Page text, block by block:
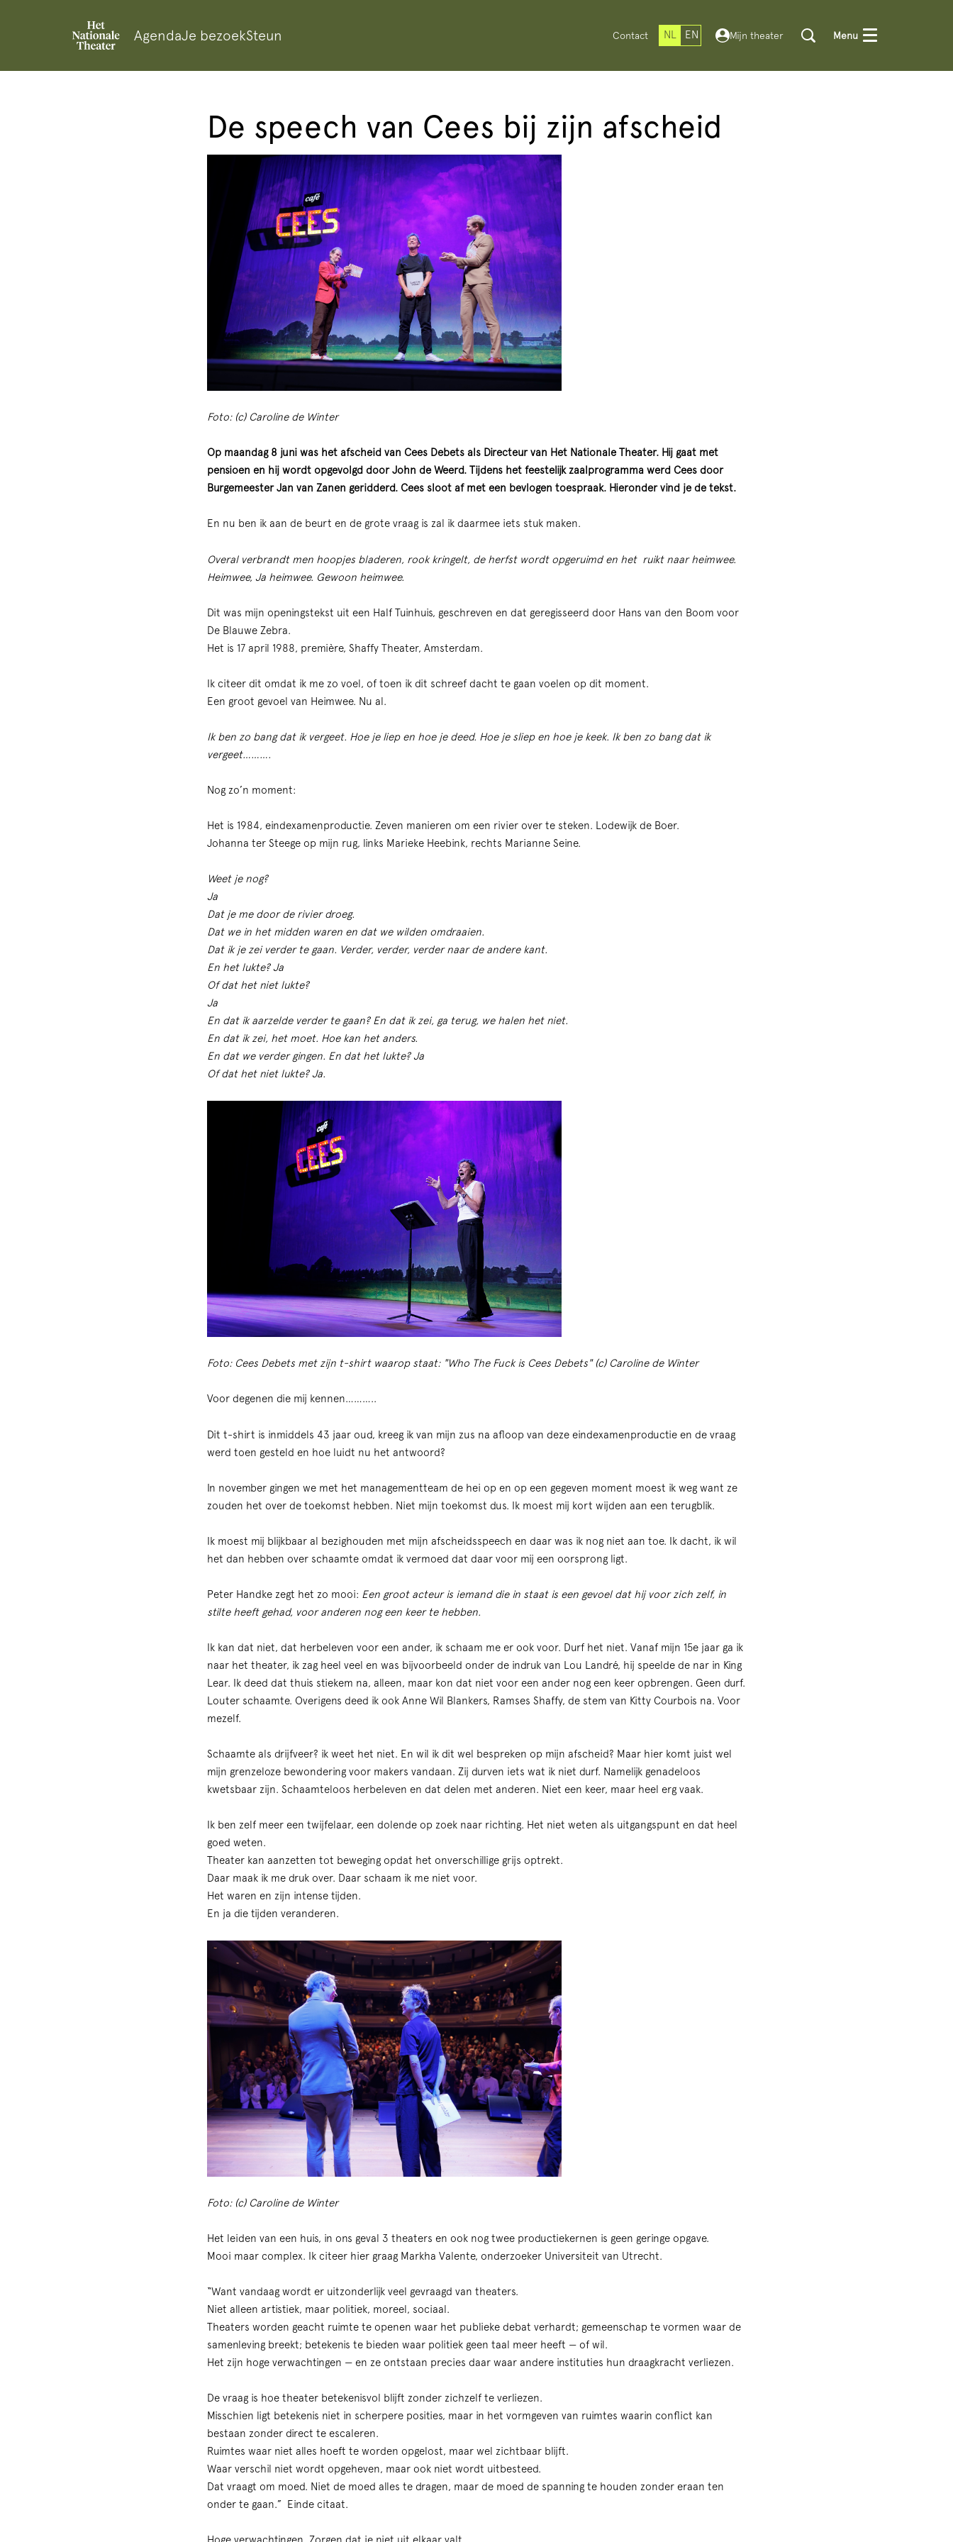
AgendaJe bezoekSteun Contact NL EN Mijn theater Menu
De speech van Cees bij zijn afscheid
Foto: (c) Caroline de Winter
Op maandag 8 juni was het afscheid van Cees Debets als Directeur van Het Nationale Theater. Hij gaat met
pensioen en hij wordt opgevolgd door John de Weerd. Tijdens het feestelijk zaalprogramma werd Cees door
Burgemeester Jan van Zanen geridderd. Cees sloot af met een bevlogen toespraak. Hieronder vind je de tekst.
En nu ben ik aan de beurt en de grote vraag is zal ik daarmee iets stuk maken.
Overal verbrandt men hoopjes bladeren, rook kringelt, de herfst wordt opgeruimd en het ruikt naar heimwee.
Heimwee, Ja heimwee. Gewoon heimwee.
Dit was mijn openingstekst uit een Half Tuinhuis, geschreven en dat geregisseerd door Hans van den Boom voor
De Blauwe Zebra.
Het is 17 april 1988, première, Shaffy Theater, Amsterdam.
Ik citeer dit omdat ik me zo voel, of toen ik dit schreef dacht te gaan voelen op dit moment.
Een groot gevoel van Heimwee. Nu al.
Ik ben zo bang dat ik vergeet. Hoe je liep en hoe je deed. Hoe je sliep en hoe je keek. Ik ben zo bang dat ik
vergeet……….
Nog zo’n moment:
Het is 1984, eindexamenproductie. Zeven manieren om een rivier over te steken. Lodewijk de Boer.
Johanna ter Steege op mijn rug, links Marieke Heebink, rechts Marianne Seine.
Weet je nog?
Ja
Dat je me door de rivier droeg.
Dat we in het midden waren en dat we wilden omdraaien.
Dat ik je zei verder te gaan. Verder, verder, verder naar de andere kant.
En het lukte? Ja
Of dat het niet lukte?
Ja
En dat ik aarzelde verder te gaan? En dat ik zei, ga terug, we halen het niet.
En dat ik zei, het moet. Hoe kan het anders.
En dat we verder gingen. En dat het lukte? Ja
Of dat het niet lukte? Ja.
Foto: Cees Debets met zijn t-shirt waarop staat: "Who The Fuck is Cees Debets" (c) Caroline de Winter
Voor degenen die mij kennen………..
Dit t-shirt is inmiddels 43 jaar oud, kreeg ik van mijn zus na afloop van deze eindexamenproductie en de vraag
werd toen gesteld en hoe luidt nu het antwoord?
In november gingen we met het managementteam de hei op en op een gegeven moment moest ik weg want ze
zouden het over de toekomst hebben. Niet mijn toekomst dus. Ik moest mij kort wijden aan een terugblik.
Ik moest mij blijkbaar al bezighouden met mijn afscheidsspeech en daar was ik nog niet aan toe. Ik dacht, ik wil
het dan hebben over schaamte omdat ik vermoed dat daar voor mij een oorsprong ligt.
Peter Handke zegt het zo mooi: Een groot acteur is iemand die in staat is een gevoel dat hij voor zich zelf, in
stilte heeft gehad, voor anderen nog een keer te hebben.
Ik kan dat niet, dat herbeleven voor een ander, ik schaam me er ook voor. Durf het niet. Vanaf mijn 15e jaar ga ik
naar het theater, ik zag heel veel en was bijvoorbeeld onder de indruk van Lou Landré, hij speelde de nar in King
Lear. Ik deed dat thuis stiekem na, alleen, maar kon dat niet voor een ander nog een keer opbrengen. Geen durf.
Louter schaamte. Overigens deed ik ook Anne Wil Blankers, Ramses Shaffy, de stem van Kitty Courbois na. Voor
mezelf.
Schaamte als drijfveer? ik weet het niet. En wil ik dit wel bespreken op mijn afscheid? Maar hier komt juist wel
mijn grenzeloze bewondering voor makers vandaan. Zij durven iets wat ik niet durf. Namelijk genadeloos
kwetsbaar zijn. Schaamteloos herbeleven en dat delen met anderen. Niet een keer, maar heel erg vaak.
Ik ben zelf meer een twijfelaar, een dolende op zoek naar richting. Het niet weten als uitgangspunt en dat heel
goed weten.
Theater kan aanzetten tot beweging opdat het onverschillige grijs optrekt.
Daar maak ik me druk over. Daar schaam ik me niet voor.
Het waren en zijn intense tijden.
En ja die tijden veranderen.
Foto: (c) Caroline de Winter
Het leiden van een huis, in ons geval 3 theaters en ook nog twee productiekernen is geen geringe opgave.
Mooi maar complex. Ik citeer hier graag Markha Valente, onderzoeker Universiteit van Utrecht.
“Want vandaag wordt er uitzonderlijk veel gevraagd van theaters.
Niet alleen artistiek, maar politiek, moreel, sociaal.
Theaters worden geacht ruimte te openen waar het publieke debat verhardt; gemeenschap te vormen waar de
samenleving breekt; betekenis te bieden waar politiek geen taal meer heeft — of wil.
Het zijn hoge verwachtingen — en ze ontstaan precies daar waar andere instituties hun draagkracht verliezen.
De vraag is hoe theater betekenisvol blijft zonder zichzelf te verliezen.
Misschien ligt betekenis niet in scherpere posities, maar in het vormgeven van ruimtes waarin conflict kan
bestaan zonder direct te escaleren.
Ruimtes waar niet alles hoeft te worden opgelost, maar wel zichtbaar blijft.
Waar verschil niet wordt opgeheven, maar ook niet wordt uitbesteed.
Dat vraagt om moed. Niet de moed alles te dragen, maar de moed de spanning te houden zonder eraan ten
onder te gaan.” Einde citaat.